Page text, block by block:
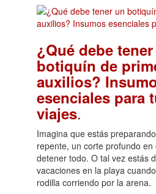
¿Qué debe
botiquín de
auxilios?
esenciales para
viajes.
Imagina que estás
repente, un corte profundo
detener todo. O tal vez estás
vacaciones en la playa
rodilla corriendo por la arena.